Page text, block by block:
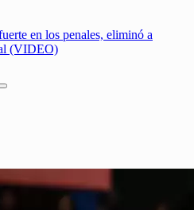
en los penales, eliminó a
(VIDEO)